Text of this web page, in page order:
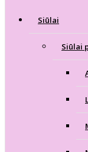
Siūlai
Siūlai